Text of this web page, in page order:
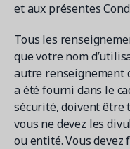
et aux présentes
Tous les
que votre nom
autre renseignement
a été fourni dans le
sécurité, doivent être
vous ne devez les
ou entité. Vous